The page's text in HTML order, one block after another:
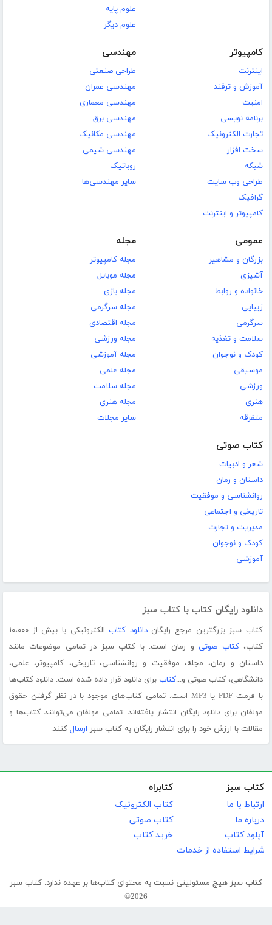
علوم پایه
علوم دیگر
کامپیوتر
اینترنت
آموزش و ترفند
امنیت
برنامه نویسی
تجارت الکترونیک
سخت افزار
شبکه
طراحی وب سایت
گرافیک
کامپیوتر و اینترنت
مهندسی
طراحی صنعتی
مهندسی عمران
مهندسی معماری
مهندسی برق
مهندسی مکانیک
مهندسی شیمی
روباتیک
سایر مهندسی‌ها
عمومی
بزرگان و مشاهیر
آشپزی
خانواده و روابط
زیبایی
سرگرمی
سلامت و تغذیه
کودک و نوجوان
موسیقی
ورزشی
هنری
متفرقه
مجله
مجله کامپیوتر
مجله موبایل
مجله بازی
مجله سرگرمی
مجله اقتصادی
مجله ورزشی
مجله آموزشی
مجله علمی
مجله سلامت
مجله هنری
سایر مجلات
کتاب صوتی
شعر و ادبیات
داستان و رمان
روانشناسی و موفقیت
تاریخی و اجتماعی
مدیریت و تجارت
کودک و نوجوان
آموزشی
دانلود رایگان کتاب با کتاب سبز
کتاب سبز بزرگترین مرجع رایگاندانلود کتاب
الکترونیکی با بیش از ۱۰،۰۰۰
کتاب،کتاب صوتی و رمان است. با کتاب سبز در تمامی موضوعات مانند
داستان و رمان، مجله، موفقیت و روانشناسی، تاریخی، کامپیوتر، علمی،
دانشگاهی، کتاب صوتی و...کتاب برای دانلود قرار داده شده است. دانلود کتاب‌ها
با فرمت PDF یا MP3 است. تمامی کتاب‌های موجود با در نظر گرفتن حقوق
مولفان برای دانلود رایگان انتشار یافته‌اند. تمامی مولفان می‌توانند کتاب‌ها و
مقالات با ارزش خود را برای انتشار رایگان به کتاب سبز ارسال کنند.
کتاب سبز
ارتباط با ما
درباره ما
آپلود کتاب
شرایط استفاده از خدمات
کتابراه
کتاب الکترونیک
کتاب صوتی
خرید کتاب
کتاب سبز هیچ مسئولیتی نسبت به محتوای کتاب‌ها بر عهده ندارد. کتاب سبز
2026©